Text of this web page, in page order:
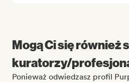
Mogą Ci się również
kuratorzy/
Ponieważ odwiedzasz profil